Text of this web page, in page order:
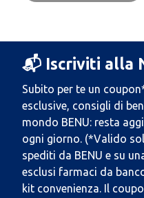
📬 Iscriviti alla
Subito per te un
esclusive, consigli di
mondo BENU: resta
ogni giorno. (*Valido
spediti da BENU e su
esclusi farmaci da
kit convenienza. Il